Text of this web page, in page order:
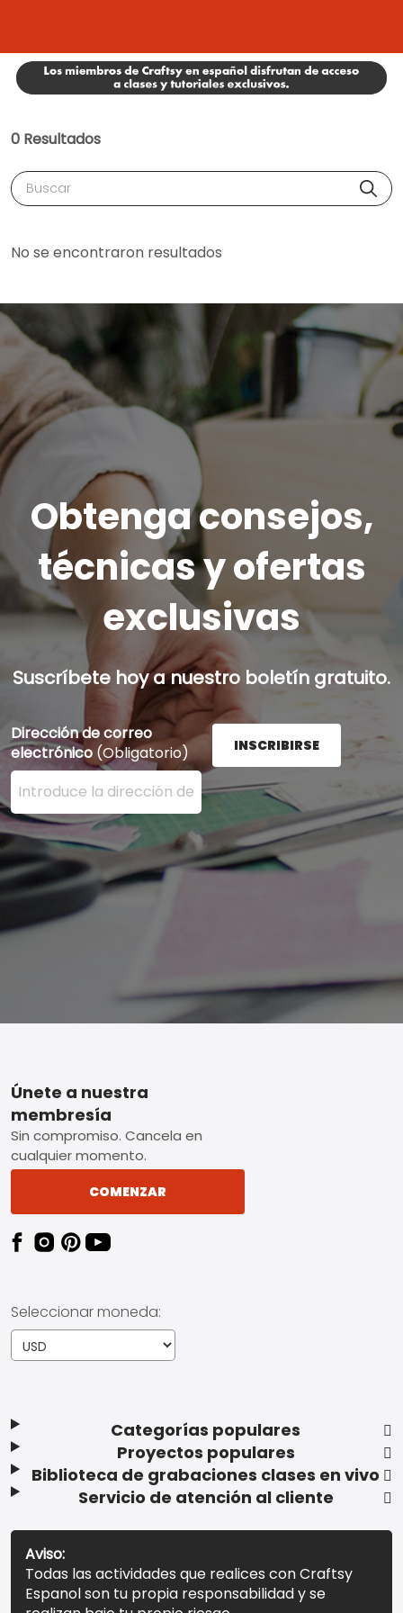
0 Resultados
Buscar
No se encontraron resultados
Obtenga consejos,
técnicas y ofertas
exclusivas
Suscríbete hoy a nuestro boletín gratuito.
Dirección de correo
electrónico (Obligatorio)
Ingrese su dirección de correo electrónico aquí y
INSCRIBIRSE
Footer
Categorías populares
Proyectos populares
Biblioteca de grabaciones clases en vivo
Servicio de atención al cliente
Únete a nuestra
membresía
Sin compromiso. Cancela en
cualquier momento.
COMENZAR
Seleccionar moneda:
Aviso:
Todas las actividades que realices con Craftsy
Espanol son tu propia responsabilidad y se